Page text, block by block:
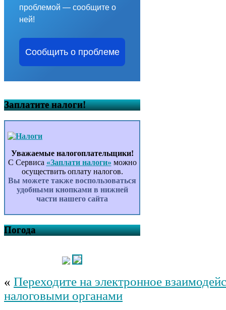
проблемой — сообщите о
ней!
Сообщить о проблеме
Заплатите налоги!
Уважаемые налогоплательщики!
С Сервиса «Заплати налоги» можно
осуществить оплату налогов.
Вы можете также воспользоваться
удобными кнопками в нижней
части нашего сайта
Погода
« Переходите на электронное
налоговыми органами